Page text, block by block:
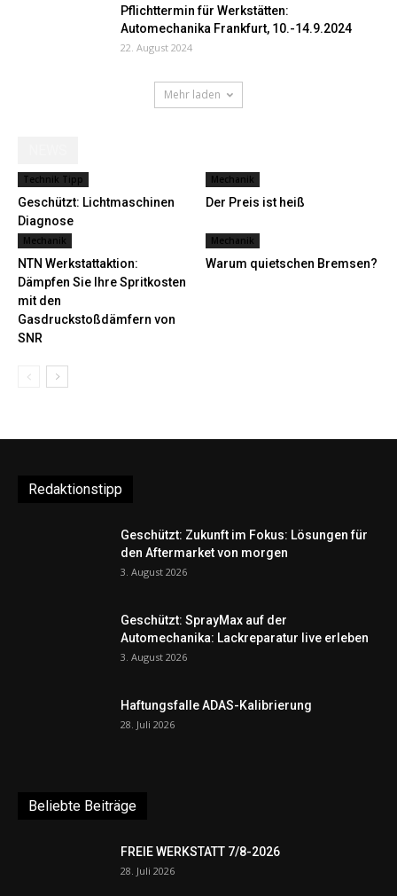
Pflichttermin für Werkstätten:
Automechanika Frankfurt, 10.-14.9.2024
22. August 2024
Mehr laden
Technik Tipp
Geschützt: Lichtmaschinen
Diagnose
Mechanik
Der Preis ist heiß
Mechanik
NTN Werkstattaktion:
Dämpfen Sie Ihre Spritkosten
mit den
Gasdruckstoßdämfern von
SNR
Mechanik
Warum quietschen Bremsen?
Redaktionstipp
Geschützt: Zukunft im Fokus: Lösungen für
den Aftermarket von morgen
3. August 2026
Geschützt: SprayMax auf der
Automechanika: Lackreparatur live erleben
3. August 2026
Haftungsfalle ADAS-Kalibrierung
28. Juli 2026
Beliebte Beiträge
FREIE WERKSTATT 7/8-2026
28. Juli 2026